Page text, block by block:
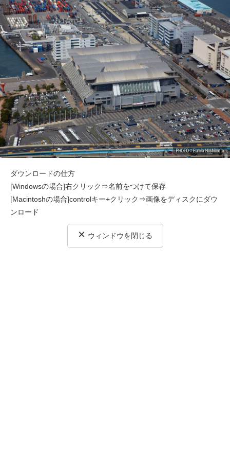
ダウンロードの仕方
[Windowsの場合]右クリック⇒名前をつけて保存
[Macintoshの場合]controlキー+クリック⇒画像をディスクにダウ
ンロード
× ウィンドウを閉じる